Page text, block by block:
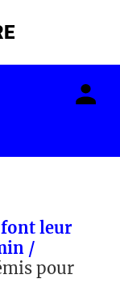
font leur
/
pour